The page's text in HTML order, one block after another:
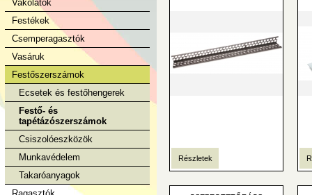
Vakolatok
Festékek
Csemperagasztók
Vasáruk
Festőszerszámok
Ecsetek és festőhengerek
Festő- és
tapétázószerszámok
Csiszolóeszközök
Munkavédelem
Takaróanyagok
Részletek